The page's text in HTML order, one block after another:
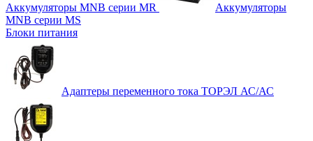
Аккумуляторы MNB серии MR
Аккумуляторы
MNB серии MS
Блоки питания
Адаптеры переменного тока ТОРЭЛ АС/АС